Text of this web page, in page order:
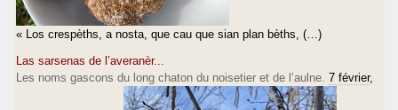
« Los crespèths, a nosta, que cau que sian plan bèths, (…)
Las sarsenas de l’averanèr...
Les noms gascons du long chaton du noisetier et de l’aulne. 7 février,